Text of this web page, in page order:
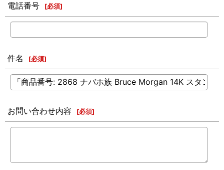
電話番号 [必須]
件名 [必須]
お問い合わせ内容 [必須]